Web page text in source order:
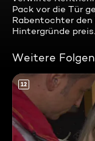
Pack vor die Tür
Rabentochter
Hintergründe preis.
Weitere
12